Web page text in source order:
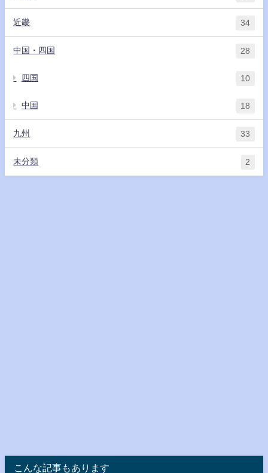
近畿 34
中国・四国 28
四国 10
中国 18
九州 33
未分類 2
こんな記事もあります